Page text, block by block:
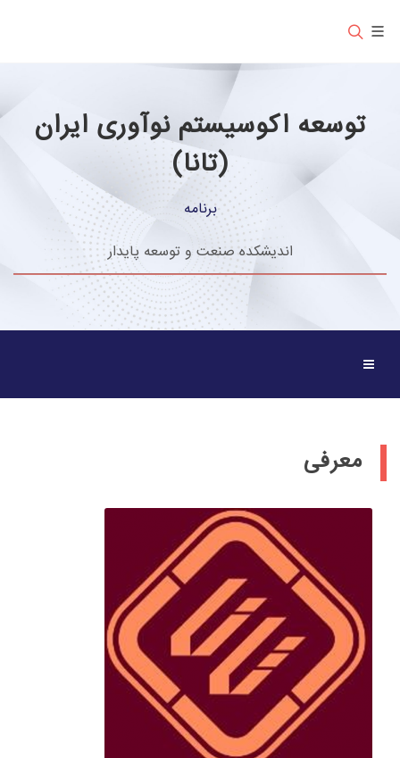
توسعه اکوسیستم نوآوری ایران
(تانا)
برنامه
اندیشکده صنعت و توسعه پایدار
معرفی